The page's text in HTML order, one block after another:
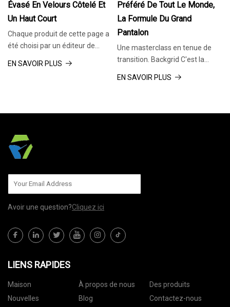
Évasé En Velours Côtelé Et
Un Haut Court
Chaque produit de cette page a
été choisi par un éditeur de
EN SAVOIR PLUS
Préféré De Tout Le Monde,
La Formule Du Grand
Pantalon
Une masterclass en tenue de
transition. Backgrid C'est la
EN SAVOIR PLUS
Avoir une question?Cliquez ici
LIENS RAPIDES
Maison À propos de nous
Des produits
Nouvelles
Blog
Contactez-nous